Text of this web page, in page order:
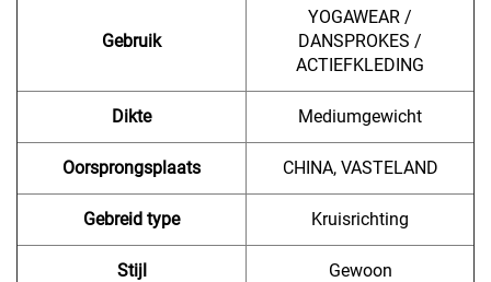
Gebruik
YOGAWEAR /
DANSPROKES /
ACTIEFKLEDING
Dikte Mediumgewicht
Oorsprongsplaats CHINA, VASTELAND
Gebreid type Kruisrichting
Stijl Gewoon